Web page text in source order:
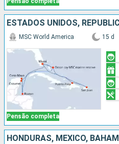
Pensão completa
MSC World America 15 d